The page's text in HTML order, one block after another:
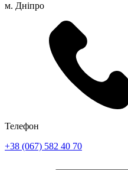
м. Дніпро
Телефон
+38 (067) 582 40 70